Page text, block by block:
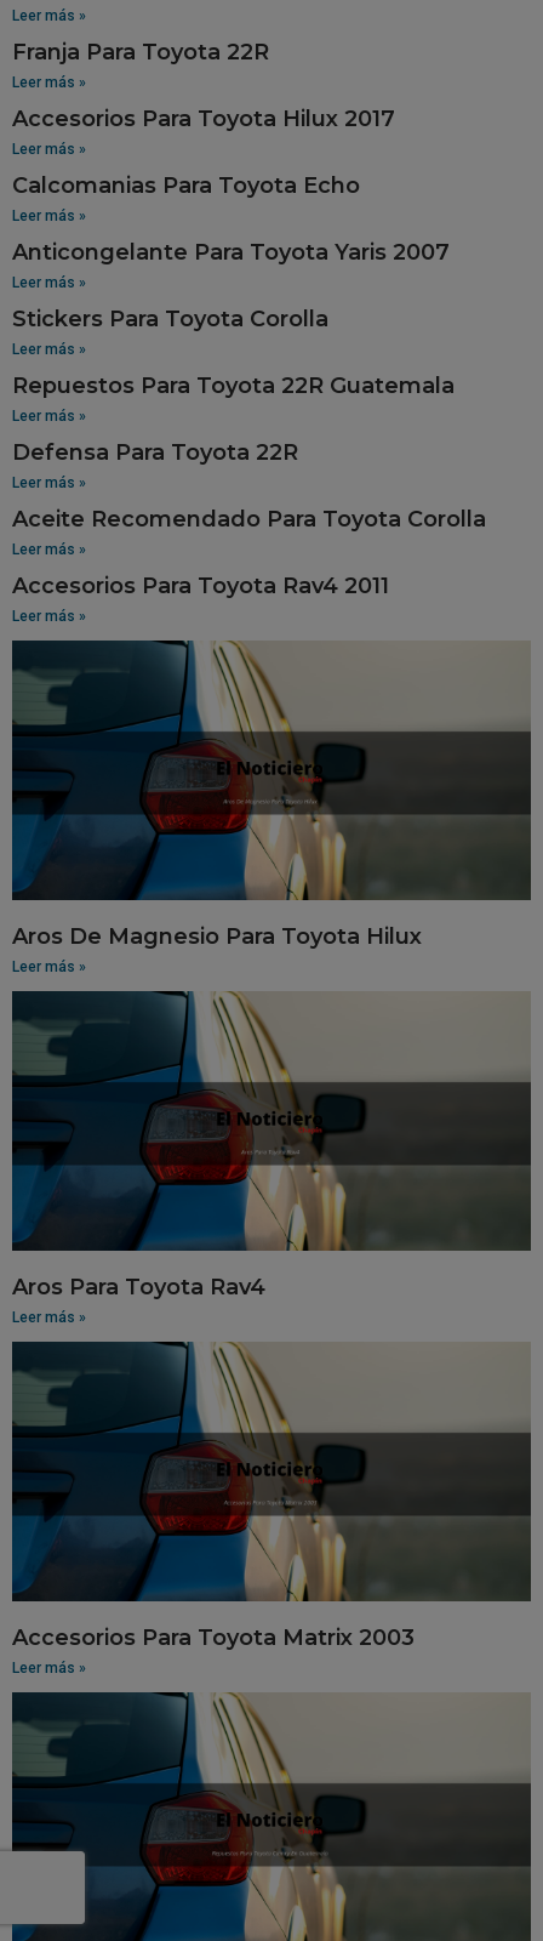
Leer más »
Franja Para Toyota 22R
Leer más »
Accesorios Para Toyota Hilux 2017
Leer más »
Calcomanias Para Toyota Echo
Leer más »
Anticongelante Para Toyota Yaris 2007
Leer más »
Stickers Para Toyota Corolla
Leer más »
Repuestos Para Toyota 22R Guatemala
Leer más »
Defensa Para Toyota 22R
Leer más »
Aceite Recomendado Para Toyota Corolla
Leer más »
Accesorios Para Toyota Rav4 2011
Leer más »
Aros De Magnesio Para Toyota Hilux
Leer más »
Aros Para Toyota Rav4
Leer más »
Accesorios Para Toyota Matrix 2003
Leer más »